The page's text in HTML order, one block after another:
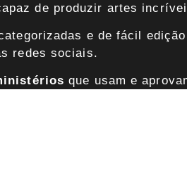
de produzir artes
e de fácil
redes sociais.
que usam e